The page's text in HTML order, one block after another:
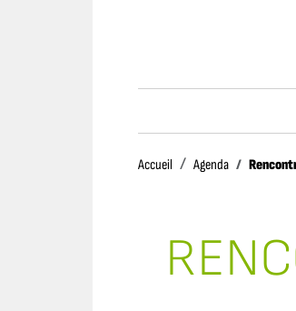
Accueil AccueilAgenda